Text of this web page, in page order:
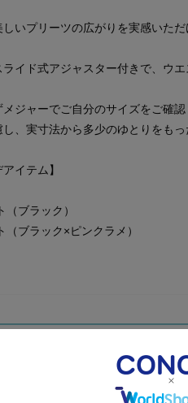
いプリーツの広がりを実感いただ
ライド式アジャスター付きで、ウ
ジャーでご自分のサイズをご確認
、実寸法から多少のゆとりをもっ
イテム】
ブラック）
（ブラック×ピンクラメ）